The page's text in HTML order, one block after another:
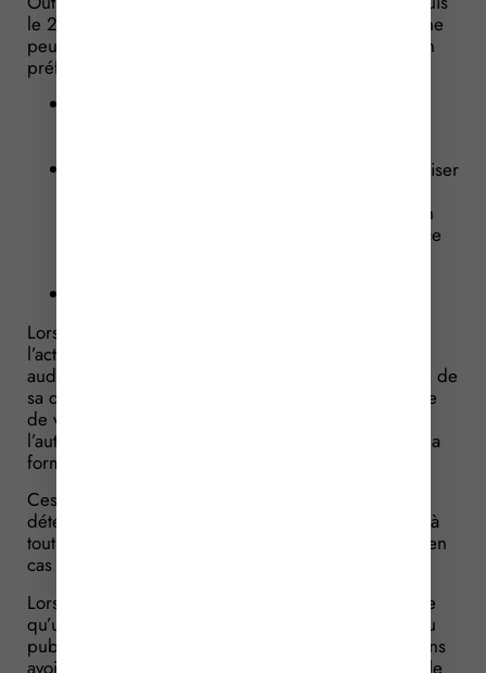
le 20 avril 2021, qu’un enfant de moins de 16 ans ne
peut pas non plus être engagé sans une autorisation
préfectorale préalable :
par un employeur dont l’activité consiste à réaliser
principal est un enfant de moins de 16 ans, en
vue d’une diffusion à titre lucratif sur un service
Lorsque l’enfant est engagé par un employeur dont
l’activité consiste à réaliser des enregistrements
audiovisuels d’un enfant de moins de 16 ans en vue de
sa diffusion sur un service de plateforme de partage
de vidéos ou dans une agence de mannequins,
l’autorisation préfectorale individuelle doit prendre la
forme d’un agrément préfectoral.
Ces agréments sont accordés pour une durée
déterminée et renouvelable. Ils peuvent être retirés à
tout moment ou suspendus pour une durée limitée en
cas d’urgence.
Lorsque l’autorité administrative compétente constate
qu’un contenu audiovisuel est mis à la disposition du
public sur une plateforme de partage de vidéos, sans
avoir obtenu au préalable l’agrément préfectoral, elle